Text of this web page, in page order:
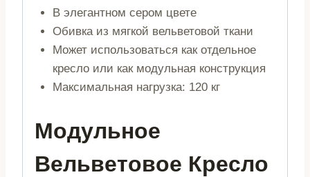
746741
В элегантном сером цвете
Обивка из мягкой вельветовой ткани
Может использоваться как отдельное
кресло или как модульная конструкция
Максимальная нагрузка: 120 кг
Модульное
Вельветовое Кресло